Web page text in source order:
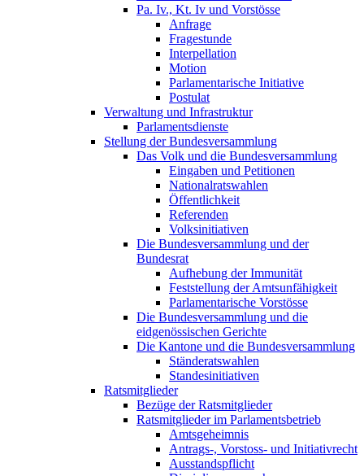
Pa. Iv., Kt. Iv und Vorstösse
Anfrage
Fragestunde
Interpellation
Motion
Parlamentarische Initiative
Postulat
Verwaltung und Infrastruktur
Parlamentsdienste
Stellung der Bundesversammlung
Das Volk und die Bundesversammlung
Eingaben und Petitionen
Nationalratswahlen
Öffentlichkeit
Referenden
Volksinitiativen
Die Bundesversammlung und der
Bundesrat
Aufhebung der Immunität
Feststellung der Amtsunfähigkeit
Parlamentarische Vorstösse
Die Bundesversammlung und die
eidgenössischen Gerichte
Die Kantone und die Bundesversammlung
Ständeratswahlen
Standesinitiativen
Ratsmitglieder
Bezüge der Ratsmitglieder
Ratsmitglieder im Parlamentsbetrieb
Amtsgeheimnis
Antrags-, Vorstoss- und Initiativrecht
Ausstandspflicht